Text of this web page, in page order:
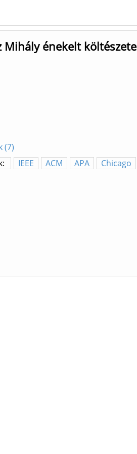
Mihály énekelt költészete
(7)
IEEE ACM APA Chicago